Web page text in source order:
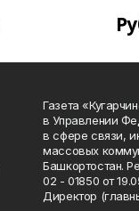
Газета
в Управлении
в сфере связи,
массовых
Башкортостан.
02 - 01850 от
Директор